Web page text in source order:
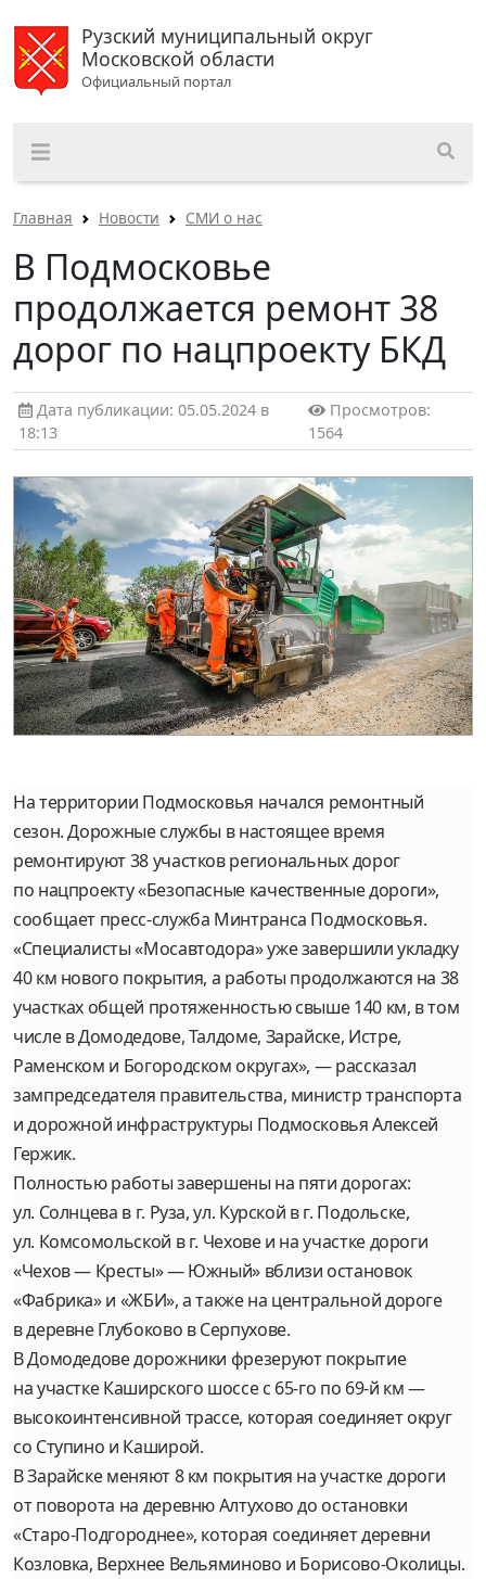
Рузский муниципальный округ
Московской области
Официальный портал
Главная Новости СМИ о нас
В Подмосковье
продолжается ремонт 38
дорог по нацпроекту БКД
Дата публикации: 05.05.2024 в
18:13
Просмотров:
1564
На территории Подмосковья начался ремонтный
сезон. Дорожные службы в настоящее время
ремонтируют 38 участков региональных дорог
по нацпроекту «Безопасные качественные дороги»,
сообщает пресс-служба Минтранса Подмосковья.
«Специалисты «Мосавтодора» уже завершили укладку
40 км нового покрытия, а работы продолжаются на 38
участках общей протяженностью свыше 140 км, в том
числе в Домодедове, Талдоме, Зарайске, Истре,
Раменском и Богородском округах», — рассказал
зампредседателя правительства, министр транспорта
и дорожной инфраструктуры Подмосковья Алексей
Гержик.
Полностью работы завершены на пяти дорогах:
ул. Солнцева в г. Руза, ул. Курской в г. Подольске,
ул. Комсомольской в г. Чехове и на участке дороги
«Чехов — Кресты» — Южный» вблизи остановок
«Фабрика» и «ЖБИ», а также на центральной дороге
в деревне Глубоково в Серпухове.
В Домодедове дорожники фрезеруют покрытие
на участке Каширского шоссе с 65-го по 69-й км —
высокоинтенсивной трассе, которая соединяет округ
со Ступино и Каширой.
В Зарайске меняют 8 км покрытия на участке дороги
от поворота на деревню Алтухово до остановки
«Старо-Подгороднее», которая соединяет деревни
Козловка, Верхнее Вельяминово и Борисово-Околицы.